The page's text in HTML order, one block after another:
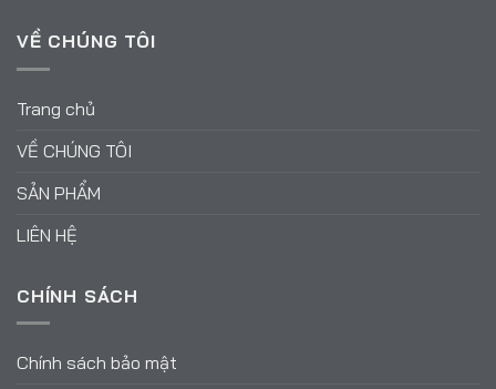
VỀ CHÚNG TÔI
Trang chủ
VỀ CHÚNG TÔI
SẢN PHẨM
LIÊN HỆ
CHÍNH SÁCH
Chính sách bảo mật